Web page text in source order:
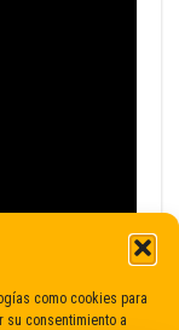
como cookies para
su consentimiento a